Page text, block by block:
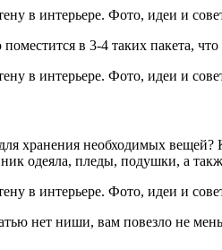
в 3-4 таких пакета, что
хранения необходимых
одеяла, пледы, подушки, а
нет ниши, вам повезло не